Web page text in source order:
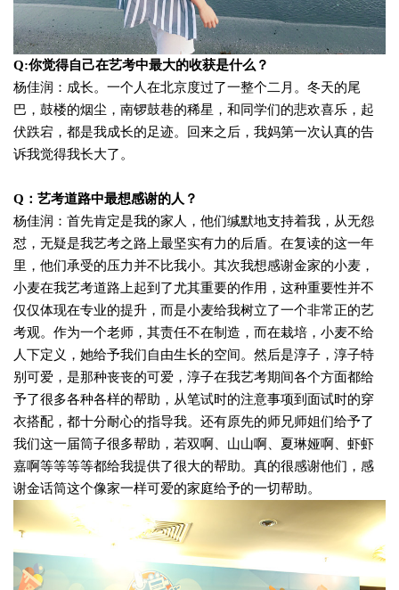
Q:你觉得自己在艺考中最大的收获是什么？
杨佳润： 成长。一个人在北京度过了一整个二月。冬天的尾
巴，鼓楼的烟尘，南锣鼓巷的稀星，和同学们的悲欢喜乐，起
伏跌宕，都是我成长的足迹。回来之后，我妈第一次认真的告
诉我觉得我长大了。
Q：艺考道路中最想感谢的人？
杨佳润： 首先肯定是我的家人，他们缄默地支持着我，从无怨
怼，无疑是我艺考之路上最坚实有力的后盾。在复读的这一年
里，他们承受的压力并不比我小。 其次我想感谢金家的小麦，
小麦在我艺考道路上起到了尤其重要的作用，这种重要性并不
仅仅体现在专业的提升，而是小麦给我树立了一个非常正的艺
考观。作为一个老师，其责任不在制造，而在栽培，小麦不给
人下定义，她给予我们自由生长的空间。 然后是淳子，淳子特
别可爱，是那种丧丧的可爱，淳子在我艺考期间各个方面都给
予了很多各种各样的帮助，从笔试时的注意事项到面试时的穿
衣搭配，都十分耐心的指导我。 还有原先的师兄师姐们给予了
我们这一届筒子很多帮助，若双啊、山山啊、夏琳娅啊、虾虾
嘉啊等等等等都给我提供了很大的帮助。真的很感谢他们，感
谢金话筒这个像家一样可爱的家庭给予的一切帮助。